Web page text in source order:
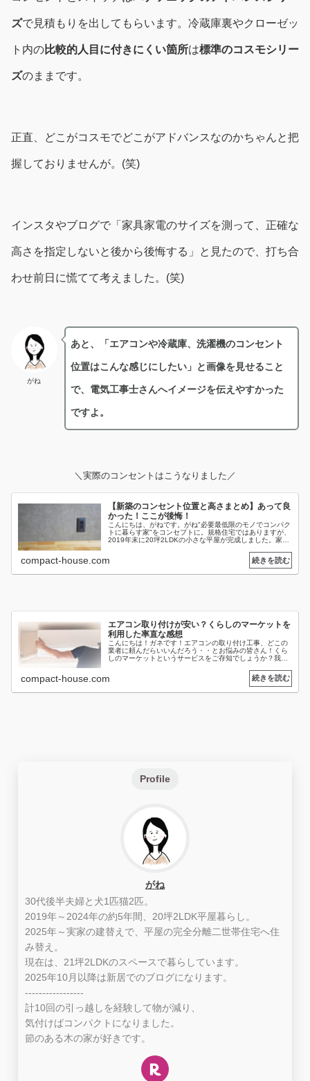
ズで見積もりを出してもらいます。冷蔵庫裏やクローゼッ
ト内の比較的人目に付きにくい箇所は標準のコスモシリー
ズのままです。
正直、どこがコスモでどこがアドバンスなのかちゃんと把
握しておりませんが。(笑)
インスタやブログで「家具家電のサイズを測って、正確な
高さを指定しないと後から後悔する」と見たので、打ち合
わせ前日に慌てて考えました。(笑)
がね
あと、「エアコンや冷蔵庫、洗濯機のコンセント
位置はこんな感じにしたい」と画像を見せること
で、電気工事士さんへイメージを伝えやすかった
ですよ。
＼実際のコンセントはこうなりました／
【新築のコンセント位置と高さまとめ】あって良
かった！ここが後悔！
こんにちは、がねです。がね"必要最低限のモノでコンパク
トに暮らす家"をコンセプトに。規格住宅ではありますが、
2019年末に20坪2LDKの小さな平屋が完成しました。家づ
compact-house.com
エアコン取り付けが安い？くらしのマーケットを
利用した率直な感想
こんにちは！ガネです！エアコンの取り付け工事、どこの
業者に頼んだらいいんだろう・・とお悩みの皆さん！くら
しのマーケットというサービスをご存知でしょうか？我が
compact-house.com
Profile
がね
30代後半夫婦と犬1匹猫2匹。
2019年～2024年の約5年間、20坪2LDK平屋暮らし。
2025年～実家の建替えで、平屋の完全分離二世帯住宅へ住
み替え。
現在は、21坪2LDKのスペースで暮らしています。
2025年10月以降は新居でのブログになります。
-----------------
計10回の引っ越しを経験して物が減り、
気付けばコンパクトになりました。
節のある木の家が好きです。